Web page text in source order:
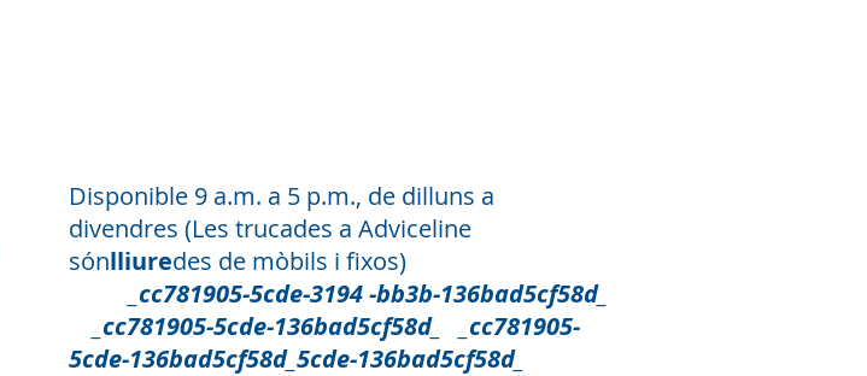
Disponible 9 a.m. a 5 p.m., de dilluns a
divendres (Les trucades a Adviceline
sónlliuredes de mòbils i fixos)
_cc781905-5cde-3194 -bb3b-136bad5cf58d_
_cc781905-5cde-136bad5cf58d_ _cc781905-
5cde-136bad5cf58d_5cde-136bad5cf58d_